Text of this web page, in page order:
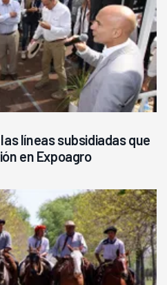
líneas subsidiadas que
en Expoagro